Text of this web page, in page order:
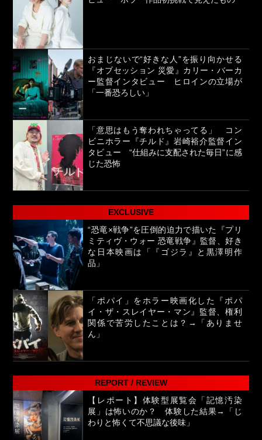
おまじないで“好きな人”を振り向かせる
『オブセッション 災愛』カリー・バーカ
ー監督インタビュー ヒロインの立場が
「一番恐ろしい」
「意思はもう奪われちゃってる」 コン
ビニホラー『チルド』岩崎裕介監督イン
タビュー “仕組みに支配された毎日”に感
じた恐怖
EXCLUSIVE
“恐竜×戦争”を圧倒的迫力で描いた『プリ
ミティヴ・ウォー 恐竜戦争』監督、好き
な日本映画は「『ゴジラ』と黒澤明作
品」
「ポパイ」をホラー映画化した『ポパ
イ・ザ・スレイヤー・マン』監督、権利
関係で苦労したことは？→「ありませ
ん」
REPORT / REVIEW
【レポート】体験型展覧会「記憶汚染
展」は怖いのか？ 体験した結果→「じ
わりと怖くて不思議な後味」